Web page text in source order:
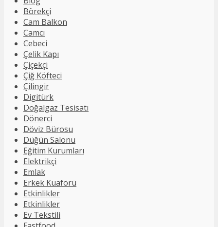
Börekçi
Cam Balkon
Camcı
Cebeci
Çelik Kapı
Çiçekçi
Çiğ Köfteci
Çilingir
Digitürk
Doğalgaz Tesisatı
Dönerci
Döviz Bürosu
Düğün Salonu
Eğitim Kurumları
Elektrikçi
Emlak
Erkek Kuaförü
Etkinlikler
Etkinlikler
Ev Tekstili